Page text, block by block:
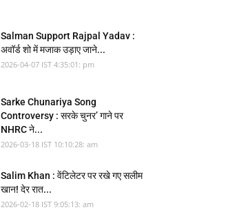
Salman Support Rajpal Yadav :
अवॉर्ड शो में मजाक उड़ाए जाने...
2026-04-07 IST 4:35:01: pm
Sarke Chunariya Song
Controversy : सरके चुनर’ गाने पर
NHRC ने...
2026-03-18 IST 10:10:28: am
Salim Khan : वेंटिलेटर पर रखे गए सलीम
खान! देर रात...
2026-02-18 IST 9:05:13: am